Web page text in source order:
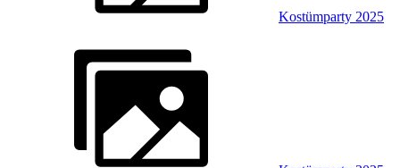
Kostümparty 2025